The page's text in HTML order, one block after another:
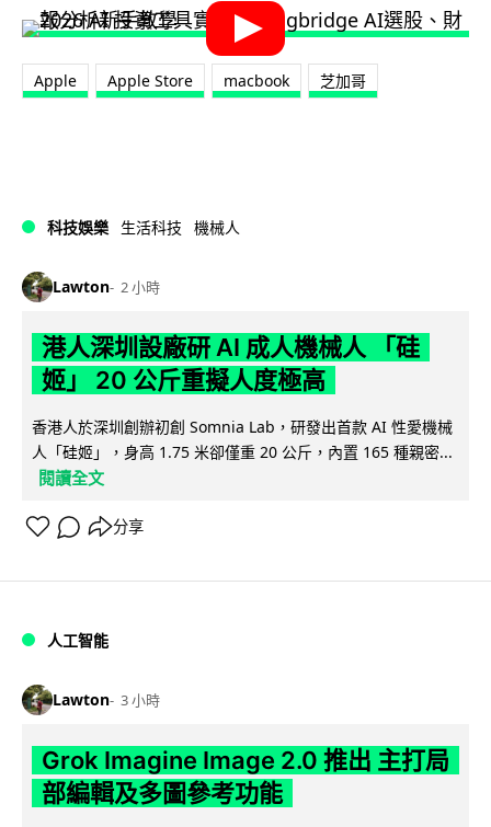
Apple Apple Store macbook 芝加哥
科技娛樂 生活科技 機械人
Lawton 2 小時
港人深圳設廠研 AI 成人機械人 「硅
姬」 20 公斤重擬人度極高
香港人於深圳創辦初創 Somnia Lab，研發出首款 AI 性愛機械
人「硅姬」，身高 1.75 米卻僅重 20 公斤，內置 165 種親密...
閱讀全文
分享
人工智能
Lawton 3 小時
Grok Imagine Image 2.0 推出 主打局
部編輯及多圖參考功能